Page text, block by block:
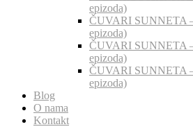
epizoda)
ČUVARI SUNNETA
epizoda)
ČUVARI SUNNETA
epizoda)
ČUVARI SUNNETA
epizoda)
Blog
O nama
Kontakt